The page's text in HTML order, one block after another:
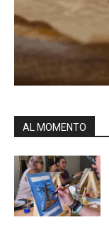
AL MOMENTO